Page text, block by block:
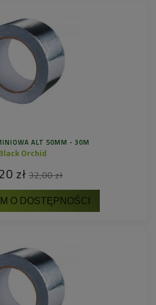
ALT 50MM - 30M
Orchid
zł 32,00 zł
O DOSTĘPNOŚCI